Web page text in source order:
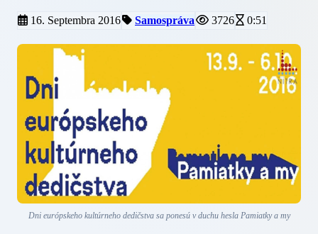
16. Septembra 2016 Samospráva 3726 0:51
Dni európskeho kultúrneho dedičstva sa ponesú v duchu hesla Pamiatky a my